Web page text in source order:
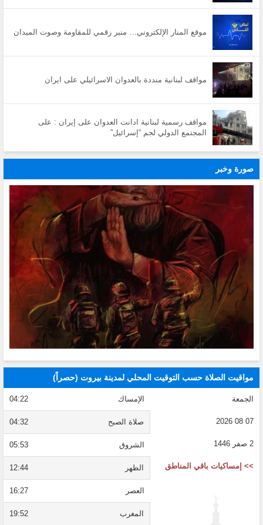
موقع المنار الإلكتروني… منبر رقمي للمقاومة وصوت الميدان
مواقف لبنانية منددة بالعدوان الاسرائيلي على ايران
مواقف رسمية لبنانية ادانت العدوان على إيران : على
المجتمع الدولي لجم “إسرائيل”
صورة وخبر
مواقيت الصلاة حسب التوقيت المحلي لمدينة بيروت (حصراً)
الجمعة
07 08 2026
2 صفر 1446
>> إمساكيات باقي المناطق
الإمساك 04:22
صلاة الصبح 04:32
الشروق 05:53
الظهر 12:44
العصر 16:27
المغرب 19:52